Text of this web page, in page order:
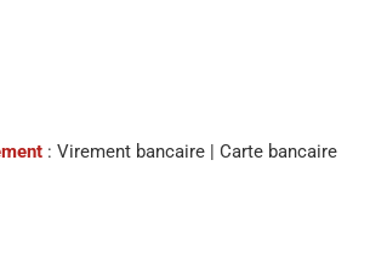
: Virement bancaire | Carte bancaire